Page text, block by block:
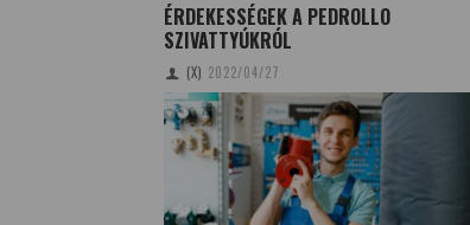
ÉRDEKESSÉGEK A PEDROLLO
SZIVATTYÚKRÓL
(X) 2022/04/27